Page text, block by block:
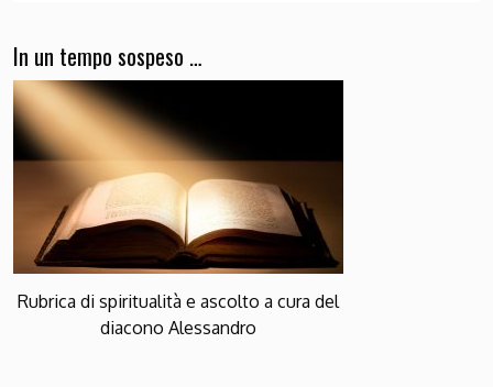
In un tempo sospeso …
Rubrica di spiritualità e ascolto a cura del
diacono Alessandro